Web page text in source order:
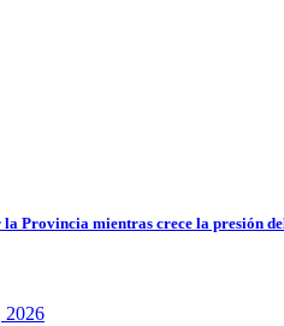
Provincia mientras crece la presión
2026